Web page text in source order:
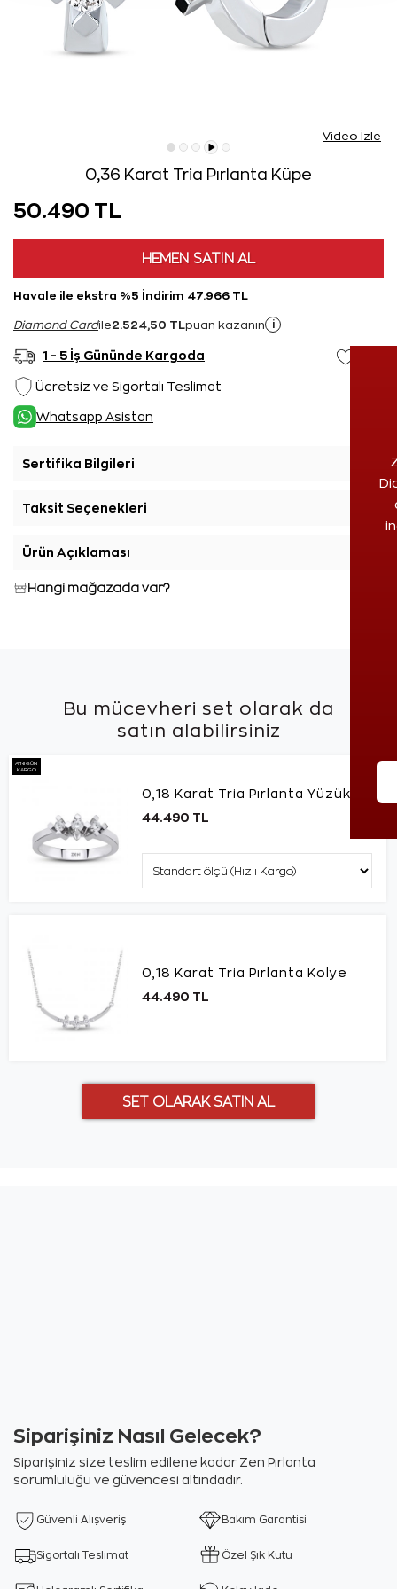
Video İzle
0,36 Karat Tria Pırlanta Küpe
50.490 TL
HEMEN SATIN AL
Havale ile ekstra %5 İndirim 47.966 TL
Diamond Cardile2.524,50 TL puan kazanın i
1 - 5 İş Gününde Kargoda
Ücretsiz ve Sigortalı Teslimat
Whatsapp Asistan
Sertifika Bilgileri
Taksit Seçenekleri
Ürün Açıklaması
Hangi mağazada var?
Bu mücevheri set olarak da
satın alabilirsiniz
AYNI GÜN
KARGO
0,18 Karat Tria Pırlanta Yüzük
44.490 TL
0,18 Karat Tria Pırlanta Kolye
44.490 TL
Siparişiniz Nasıl Gelecek?
Siparişiniz size teslim edilene kadar Zen Pırlanta
sorumluluğu ve güvencesi altındadır.
Güvenli Alışveriş Bakım Garantisi
Sigortalı Teslimat Özel Şık Kutu